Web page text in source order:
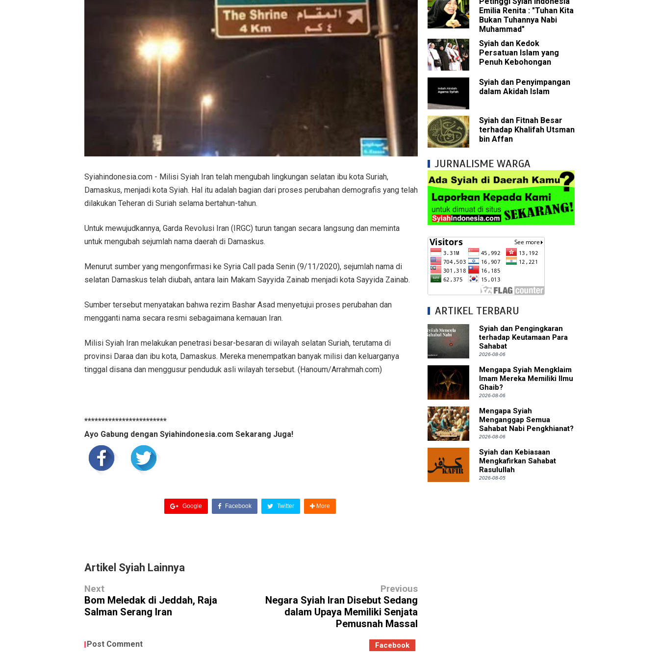
Syiah dan Penyimpangan dalam Akidah Islam
Kesalahan Syiah dalam Menyikapi Khalifah Abu Bakar
Syiah dan Konsep Imamah yang Tidak Masuk Akal dalam Islam
Syiah dan Ketidakkonsistenan dalam Konsep Mahdi
Syiah dan Kedustaan tentang Hak Kekhalifahan
Syiah dan Ketidakbenaran Ajarannya tentang Wilayah Imam
Syiah dan Kedustaan tentang Peristiwa Karbala
Syiah dan Upaya Merusak Ukhuwah Islamiyah
Syiah dan Klaim Palsu tentang Imam Mahdi yang Akan Muncul
Kesalahan Syiah dalam Menjadikan Imam sebagai Perantara kepada Allah
Mengapa Syiah Menganggap Ulama Sunni sebagai Musuh?
Syiahindonesia.com - Milisi Syiah Iran telah mengubah lingkungan selatan ibu kota Suriah,
Damaskus, menjadi kota Syiah. Hal itu adalah bagian dari proses perubahan demografis yang telah
dilakukan Teheran di Suriah selama bertahun-tahun.
Untuk mewujudkannya, Garda Revolusi Iran (IRGC) turun tangan secara langsung dan meminta
untuk mengubah sejumlah nama daerah di Damaskus.
Menurut sumber yang mengonfirmasi ke Syria Call pada Senin (9/11/2020), sejumlah nama di
selatan Damaskus telah diubah, antara lain Makam Sayyida Zainab menjadi kota Sayyida Zainab.
Sumber tersebut menyatakan bahwa rezim Bashar Asad menyetujui proses perubahan dan
mengganti nama secara resmi sebagaimana kemauan Iran.
Milisi Syiah Iran melakukan penetrasi besar-besaran di wilayah selatan Suriah, terutama di
provinsi Daraa dan ibu kota, Damaskus. Mereka menempatkan banyak milisi dan keluarganya
tinggal disana dan menggusur penduduk asli wilayah tersebut. (Hanoum/Arrahmah.com)
************************
Ayo Gabung dengan Syiahindonesia.com Sekarang Juga!
Google Facebook Twitter More
Artikel Syiah Lainnya
Next
Bom Meledak di Jeddah, Raja
Salman Serang Iran
Previous
Negara Syiah Iran Disebut Sedang
dalam Upaya Memiliki Senjata
Pemusnah Massal
Post Comment Facebook
Emilia Renita : "Tuhan Kita
Bukan Tuhannya Nabi
Muhammad"
Syiah dan Kedok
Persatuan Islam yang
Penuh Kebohongan
Syiah dan Penyimpangan
dalam Akidah Islam
Syiah dan Fitnah Besar
terhadap Khalifah Utsman
bin Affan
JURNALISME WARGA
ARTIKEL TERBARU
Syiah dan Pengingkaran
terhadap Keutamaan Para
Sahabat
2026-08-06
Mengapa Syiah Mengklaim
Imam Mereka Memiliki Ilmu
Ghaib?
2026-08-06
Mengapa Syiah
Menganggap Semua
Sahabat Nabi Pengkhianat?
2026-08-06
Syiah dan Kebiasaan
Mengkafirkan Sahabat
Rasulullah
2026-08-05